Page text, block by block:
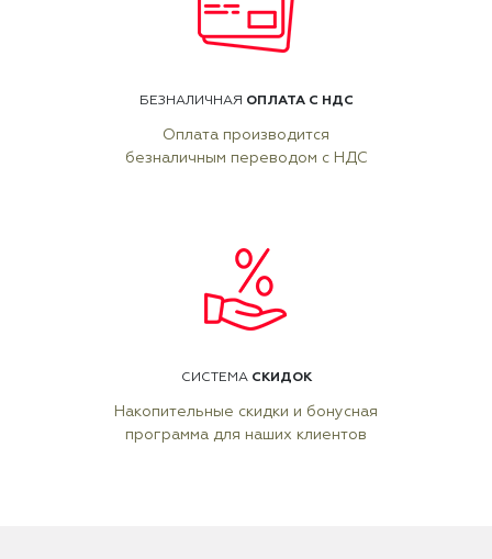
БЕЗНАЛИЧНАЯ ОПЛАТА С НДС
Оплата производится
безналичным переводом с НДС
СИСТЕМА СКИДОК
Накопительные скидки и бонусная
программа для наших клиентов